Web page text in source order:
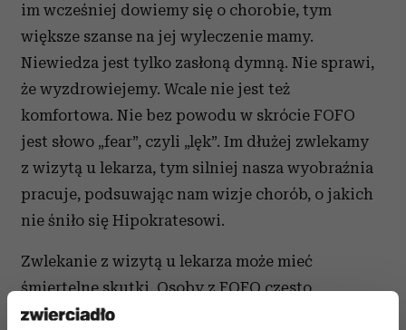
im wcześniej dowiemy się o chorobie, tym
większe szanse na jej wyleczenie mamy.
Niewiedza jest tylko zasłoną dymną. Nie sprawi,
że wyzdrowiejemy. Wcale nie jest też
komfortowa. Nie bez powodu w skrócie FOFO
jest słowo „fear”, czyli „lęk”. Im dłużej zwlekamy
z wizytą u lekarza, tym silniej nasza wyobraźnia
pracuje, podsuwając nam wizje chorób, o jakich
nie śniło się Hipokratesowi.
Zwlekanie z wizytą u lekarza może mieć
śmiertelne skutki. Osoby z FOFO często
przychodzą za późno, gdy choroba jest już